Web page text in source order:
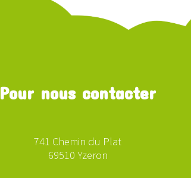
Pour nous contacter
741 Chemin du Plat
69510 Yzeron